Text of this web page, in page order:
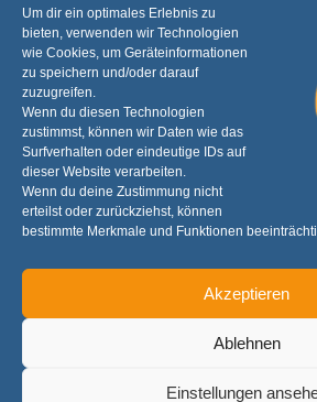
Um dir ein optimales Erlebnis zu
bieten, verwenden wir Technologien
wie Cookies, um Geräteinformationen
zu speichern und/oder darauf
zuzugreifen.
Wenn du diesen Technologien
zustimmst, können wir Daten wie das
Surfverhalten oder eindeutige IDs auf
dieser Website verarbeiten.
Wenn du deine Zustimmung nicht
erteilst oder zurückziehst, können
bestimmte Merkmale und Funktionen
Akzeptieren
Ablehnen
Einstellungen
IBAN DE06 3506 0190 0005 0050 00
Verwendungszweck:
"Spende Stiftung Kirchenmusik im
"Zustiftung Stiftung Kirchenmusik im
Wenn Sie eine Spendenquittung erhalten möchten,
Verwendungszweck zusätzlich Ihren Namen sowie Ihre
Auf der Hude 6, 59823 Arnsberg
info@stiftungkirchenmusik.de
© 2026 Stiftung Kirchenmusik im Sauerland - WordPress